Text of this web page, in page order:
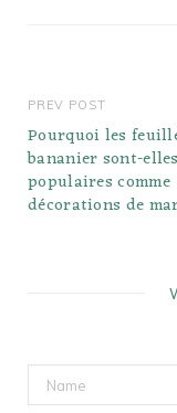
PREV POST
Pourquoi les
bananier sont-elles
populaires comme
décorations de